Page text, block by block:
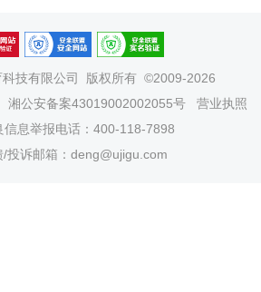
技有限公司
版权所有 ©2009-2026
湘公安备案43019002002055号
营业执照
信息举报电话：400-118-7898
/投诉邮箱：deng@ujigu.com